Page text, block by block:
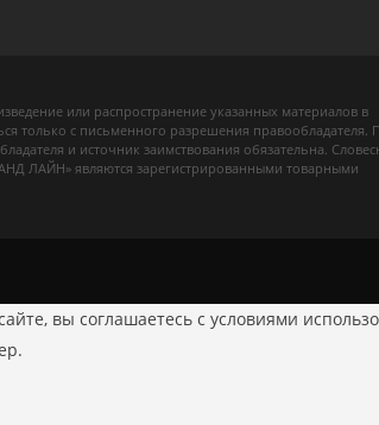
или распространение указанных материалов в
только с письменного разрешения правообладателя.
и источник заимствования обязательна.
ЛАЙН» являются зарегистрированными товарными
вы соглашаетесь с условиями